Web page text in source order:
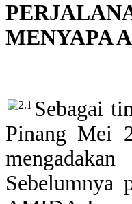
MENYAPA
Sebagai
Pinang Mei
Sebelumnya